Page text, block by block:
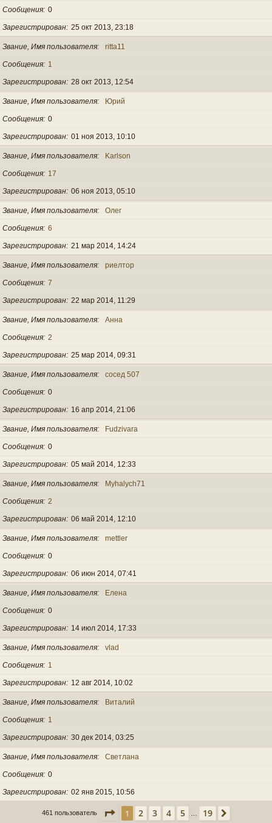
Сообщения 0
Зарегистрирован 25 окт 2013, 23:18
Звание, Имя пользователя ritta11
Сообщения 1
Зарегистрирован 28 окт 2013, 12:54
Звание, Имя пользователя Юрий
Сообщения 0
Зарегистрирован 01 ноя 2013, 10:10
Звание, Имя пользователя Karlson
Сообщения 17
Зарегистрирован 06 ноя 2013, 05:10
Звание, Имя пользователя Олег
Сообщения 6
Зарегистрирован 21 мар 2014, 14:24
Звание, Имя пользователя риелтор
Сообщения 7
Зарегистрирован 22 мар 2014, 11:29
Звание, Имя пользователя Анна
Сообщения 2
Зарегистрирован 25 мар 2014, 09:31
Звание, Имя пользователя сосед 507
Сообщения 0
Зарегистрирован 16 апр 2014, 21:06
Звание, Имя пользователя Fudzivara
Сообщения 0
Зарегистрирован 05 май 2014, 12:33
Звание, Имя пользователя Myhalych71
Сообщения 2
Зарегистрирован 06 май 2014, 12:10
Звание, Имя пользователя mettler
Сообщения 0
Зарегистрирован 06 июн 2014, 07:41
Звание, Имя пользователя Елена
Сообщения 0
Зарегистрирован 14 июл 2014, 17:33
Звание, Имя пользователя vlad
Сообщения 1
Зарегистрирован 12 авг 2014, 10:02
Звание, Имя пользователя Виталий
Сообщения 1
Зарегистрирован 30 дек 2014, 03:25
Звание, Имя пользователя Светлана
Сообщения 0
Зарегистрирован 02 янв 2015, 10:56
461 пользователь Страница из 19
1 2 3 4 5 19